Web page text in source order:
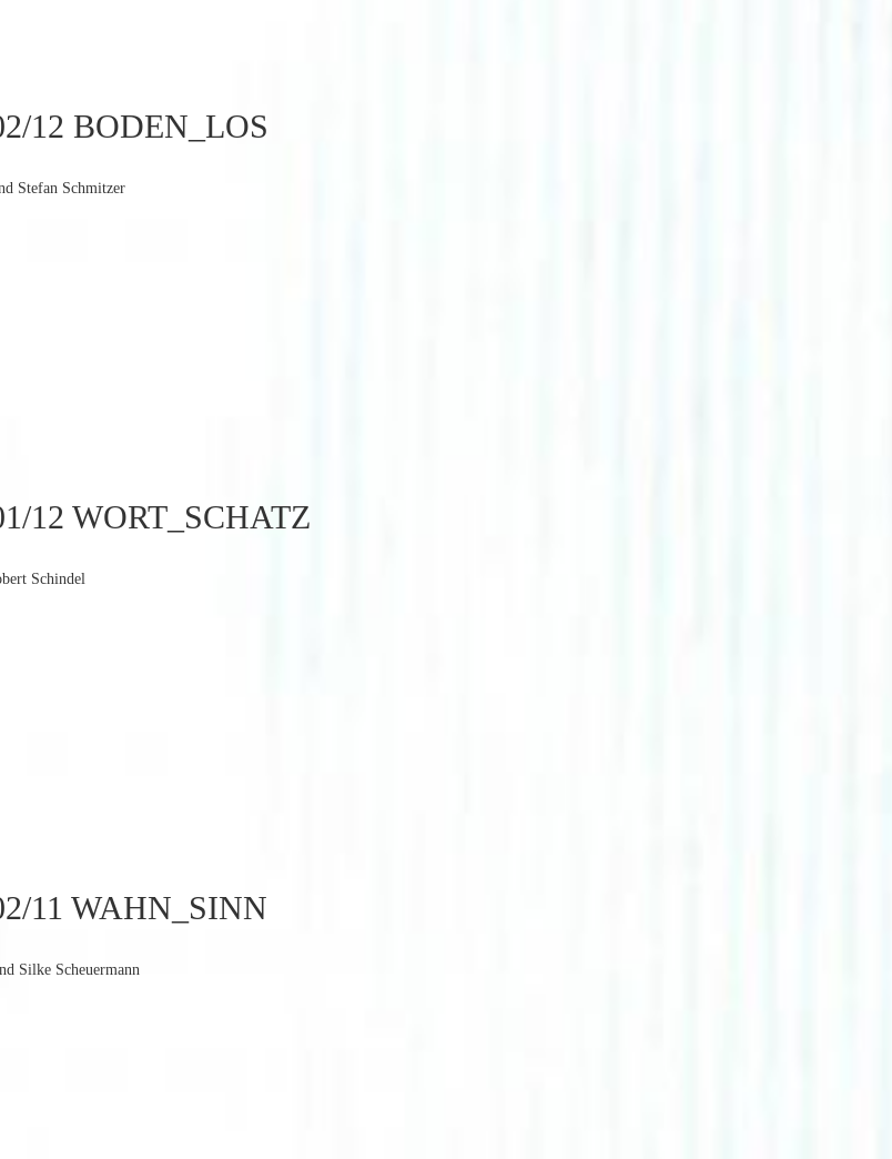
12 BODEN_LOS
Stefan Schmitzer
12 WORT_SCHATZ
Schindel
11 WAHN_SINN
Silke Scheuermann